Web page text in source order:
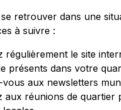
retrouver dans une
à suivre :
régulièrement le site
présents dans votre
aux newsletters
aux réunions de